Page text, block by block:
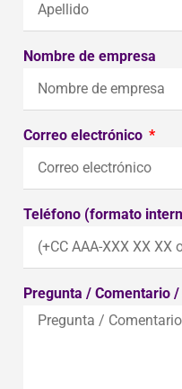
Nombre de empresa
Correo electrónico
Teléfono (formato
Pregunta / Comentario